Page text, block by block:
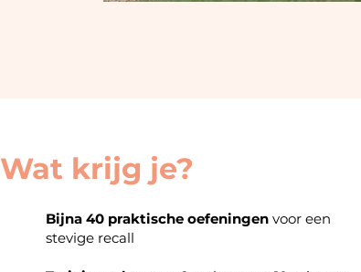
Wat krijg je?
Bijna 40 praktische oefeningen voor een
stevige recall